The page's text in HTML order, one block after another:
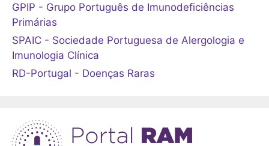
GPIP - Grupo Português de Imunodeficiências
Primárias
SPAIC - Sociedade Portuguesa de Alergologia e
Imunologia Clínica
RD-Portugal - Doenças Raras